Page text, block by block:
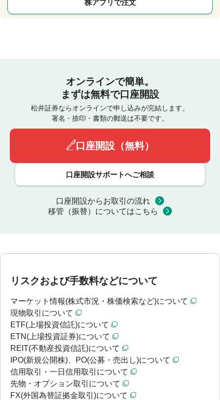
株アプリで注文
オンラインで簡単。
まずは無料で口座開設
松井証券ならオンラインで申し込みが完結します。
署名・捺印・書類の郵送は不要です。
口座開設（無料）
口座開設サポートへご相談
口座開設からお取引の流れ
移管（振替）についてはこちら
リスクおよび手数料などについて
マーケット情報(株式市況・株価検索など)について
現物取引について
ETF(上場投資信託)について
ETN(上場投資証券)について
REIT(不動産投資信託)について
IPO(新規公開株)、PO(公募・売出し)について
信用取引・一日信用取引について
先物・オプション取引について
FX(外国為替証拠金取引)について